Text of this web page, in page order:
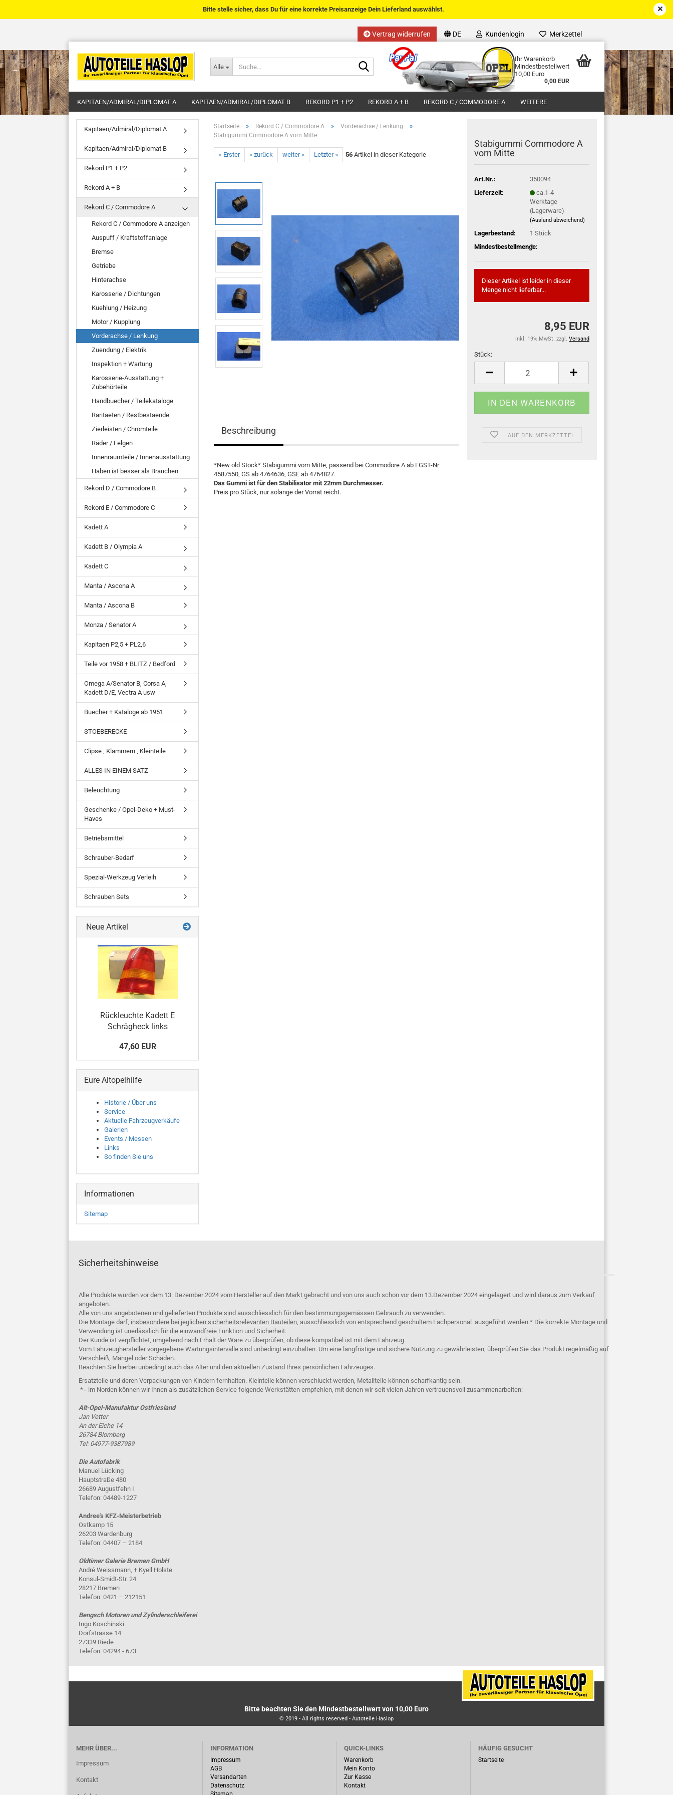
Vertrag widerrufen DE
Sprache auswählen
Lieferland
Kundenlogin
Passwort
Merkzettel
Alle
Suche...
Ihr Warenkorb
Mindestbestellwert
10,00 Euro
0,00 EUR
Bitte stelle sicher, dass Du für eine korrekte Preisanzeige Dein Lieferland auswählst.
KAPITAEN/ADMIRAL/DIPLOMAT A KAPITAEN/ADMIRAL/DIPLOMAT B REKORD P1 + P2 REKORD A + B REKORD C / COMMODORE A WEITERE
Startseite » Rekord C / Commodore A » Vorderachse / Lenkung »
Stabigummi Commodore A vorn Mitte
« Erster « zurück weiter » Letzter » 56 Artikel in dieser Kategorie
Stabigummi Commodore A
vorn Mitte
Art.Nr.:
350094
Lieferzeit:
ca.1-4
Werktage
(Lagerware)
(Ausland abweichend)
Lagerbestand: 1 Stück
Mindestbestellmenge:
2
Dieser Artikel ist leider in dieser
Menge nicht lieferbar...
8,95 EUR
inkl. 19% MwSt. zzgl. Versand
Stück:
Stück
AUF DEN MERKZETTEL
Beschreibung
*New old Stock* Stabigummi vorn Mitte, passend bei Commodore A ab FGST-Nr
4587550, GS ab 4764636, GSE ab 4764827.
Das Gummi ist für den Stabilisator mit 22mm Durchmesser.
Preis pro Stück, nur solange der Vorrat reicht.
Kapitaen/Admiral/Diplomat A
Kapitaen/Admiral/Diplomat B
Rekord P1 + P2
Rekord A + B
Rekord C / Commodore A
Rekord C / Commodore A anzeigen
Auspuff / Kraftstoffanlage
Bremse
Getriebe
Hinterachse
Karosserie / Dichtungen
Kuehlung / Heizung
Motor / Kupplung
Vorderachse / Lenkung
Zuendung / Elektrik
Inspektion + Wartung
Karosserie-Ausstattung +
Zubehörteile
Handbuecher / Teilekataloge
Raritaeten / Restbestaende
Zierleisten / Chromteile
Räder / Felgen
Innenraumteile / Innenausstattung
Haben ist besser als Brauchen
Rekord D / Commodore B
Rekord E / Commodore C
Kadett A
Kadett B / Olympia A
Kadett C
Manta / Ascona A
Manta / Ascona B
Monza / Senator A
Kapitaen P2,5 + PL2,6
Teile vor 1958 + BLITZ / Bedford
Omega A/Senator B, Corsa A,
Kadett D/E, Vectra A usw
Buecher + Kataloge ab 1951
STOEBERECKE
Clipse , Klammern , Kleinteile
ALLES IN EINEM SATZ
Beleuchtung
Geschenke / Opel-Deko + Must-
Haves
Betriebsmittel
Schrauber-Bedarf
Spezial-Werkzeug Verleih
Schrauben Sets
Neue Artikel
Rückleuchte Kadett E
Schrägheck links
47,60 EUR
Eure Altopelhilfe
Historie / Über uns
Service
Aktuelle Fahrzeugverkäufe
Galerien
Events / Messen
Links
So finden Sie uns
Informationen
Sitemap
Sicherheitshinweise
Alle Produkte wurden vor dem 13. Dezember 2024 vom Hersteller auf den Markt gebracht und von uns auch schon vor dem 13.Dezember 2024 eingelagert und wird daraus zum Verkauf
angeboten.
Alle von uns angebotenen und gelieferten Produkte sind ausschliesslich für den bestimmungsgemässen Gebrauch zu verwenden.
Die Montage darf, insbesondere bei jeglichen sicherheitsrelevanten Bauteilen, ausschliesslich von entsprechend geschultem Fachpersonal ausgeführt werden.* Die korrekte Montage und
Verwendung ist unerlässlich für die einwandfreie Funktion und Sicherheit.
Der Kunde ist verpflichtet, umgehend nach Erhalt der Ware zu überprüfen, ob diese kompatibel ist mit dem Fahrzeug.
Vom Fahrzeughersteller vorgegebene Wartungsintervalle sind unbedingt einzuhalten. Um eine langfristige und sichere Nutzung zu gewährleisten, überprüfen Sie das Produkt regelmäßig auf
Verschleiß, Mängel oder Schäden.
Beachten Sie hierbei unbedingt auch das Alter und den aktuellen Zustand Ihres persönlichen Fahrzeuges.
Ersatzteile und deren Verpackungen von Kindern fernhalten. Kleinteile können verschluckt werden, Metallteile können scharfkantig sein.
*= im Norden können wir Ihnen als zusätzlichen Service folgende Werkstätten empfehlen, mit denen wir seit vielen Jahren vertrauensvoll zusammenarbeiten:
Alt-Opel-Manufaktur Ostfriesland
Jan Vetter
An der Eiche 14
26784 Blomberg
Tel: 04977-9387989
Die Autofabrik
Manuel Lücking
Hauptstraße 480
26689 Augustfehn I
Telefon: 04489-1227
Andree's KFZ-Meisterbetrieb
Ostkamp 15
26203 Wardenburg
Telefon: 04407 – 2184
Oldtimer Galerie Bremen GmbH
André Weissmann, + Kyell Holste
Konsul-Smidt-Str. 24
28217 Bremen
Telefon: 0421 – 212151
Bengsch Motoren und Zylinderschleiferei
Ingo Koschinski
Dorfstrasse 14
27339 Riede
Telefon: 04294 - 673
Bitte beachten Sie den Mindestbestellwert von 10,00 Euro
© 2019 - All rights reserved - Autoteile Haslop
MEHR ÜBER...
Impressum
Kontakt
INFORMATION
Impressum
AGB
Versandarten
Datenschutz
QUICK-LINKS
Warenkorb
Mein Konto
Zur Kasse
Kontakt
HÄUFIG GESUCHT
Startseite